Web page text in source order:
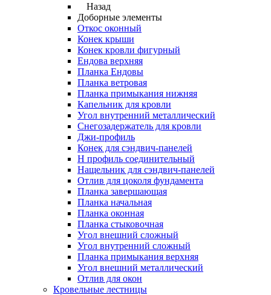
Назад
Доборные элементы
Откос оконный
Конек крыши
Конек кровли фигурный
Ендова верхняя
Планка Ендовы
Планка ветровая
Планка примыкания нижняя
Капельник для кровли
Угол внутренний металлический
Снегозадержатель для кровли
Джи-профиль
Конек для сэндвич-панелей
Н профиль соединительный
Нащельник для сэндвич-панелей
Отлив для цоколя фундамента
Планка завершающая
Планка начальная
Планка оконная
Планка стыковочная
Угол внешний сложный
Угол внутренний сложный
Планка примыкания верхняя
Угол внешний металлический
Отлив для окон
Кровельные лестницы